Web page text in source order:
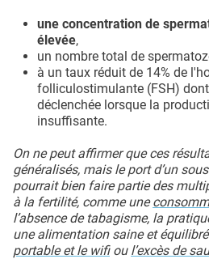
une concentration de
élevée,
un nombre total de
à un taux réduit de 14% de
folliculostimulante (FSH)
déclenchée lorsque la
insuffisante.
On ne peut affirmer que ces
généralisés, mais le port d’un
pourrait bien faire partie des
à la fertilité, comme une
l’absence de tabagisme, la
une alimentation saine et
portable et le wifiou l’excès de